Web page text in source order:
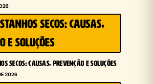
SECOS: CAUSAS,
E SOLUÇÕES
SECOS: CAUSAS, PREVENÇÃO E SOLUÇÕES
2026